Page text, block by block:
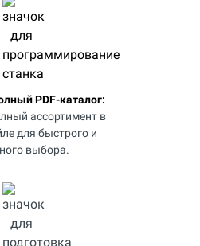
PDF-каталог:
ассортимент в
для быстрого и
выбора.